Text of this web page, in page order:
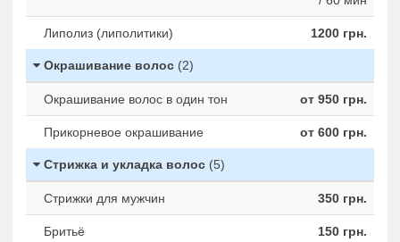
Липолиз (липолитики) 1200 грн.
Окрашивание волос (2)
Окрашивание волос в один тон от 950 грн.
Прикорневое окрашивание от 600 грн.
Стрижка и укладка волос (5)
Стрижки для мужчин 350 грн.
Бритьё 150 грн.